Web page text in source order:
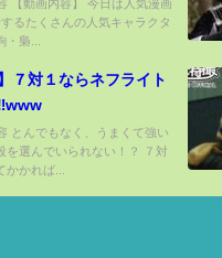
【動画内容】 今日は人気漫画
るたくさんの人気キャラクタ
梟...
７対１ならネフライト
とんでもなく、うまくて強い
を選んでいられない！？ ７対
かれば...